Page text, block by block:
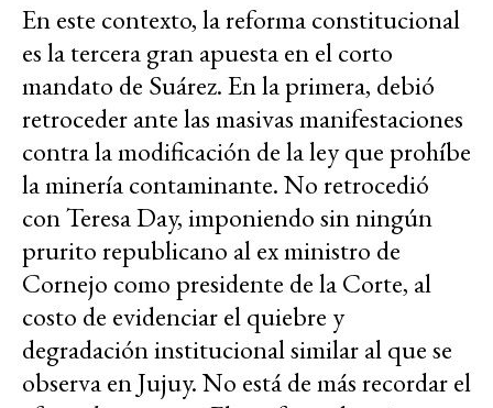
En este contexto, la reforma constitucional
es la tercera gran apuesta en el corto
mandato de Suárez. En la primera, debió
retroceder ante las masivas manifestaciones
contra la modificación de la ley que prohíbe
la minería contaminante. No retrocedió
con Teresa Day, imponiendo sin ningún
prurito republicano al ex ministro de
Cornejo como presidente de la Corte, al
costo de evidenciar el quiebre y
degradación institucional similar al que se
observa en Jujuy. No está de más recordar el